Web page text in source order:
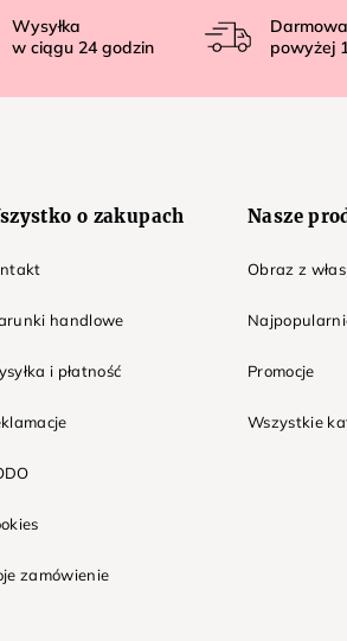
Wysyłka
w ciągu 24 godzin
powyżej
o zakupach
handlowe
i płatność
zamówienie
Nasze
Obraz z
Promocje
Wszystkie